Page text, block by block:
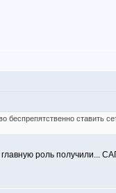
ставить
роль получили...